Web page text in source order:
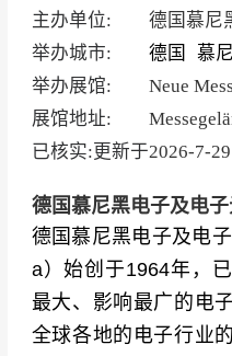
主办单位:
德国慕尼
举办城市:
德国
慕
举办展馆:
Neue
展馆地址:
已核实:更新于2026-7-29
德国慕尼黑电子及电
德国慕尼黑电子及电
a）始创于1964年，
最大、影响最广的电
全球各地的电子行业